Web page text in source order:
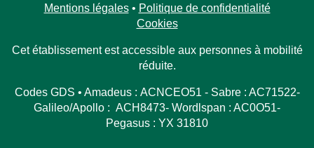
Mentions légales• Politique de confidentialité
Cookies
Cet établissement est accessible aux personnes à mobilité
réduite.
Codes GDS • Amadeus : ACNCEO51 - Sabre : AC71522-
Galileo/Apollo : ACH8473- Wordlspan : AC0O51-
Pegasus : YX 31810